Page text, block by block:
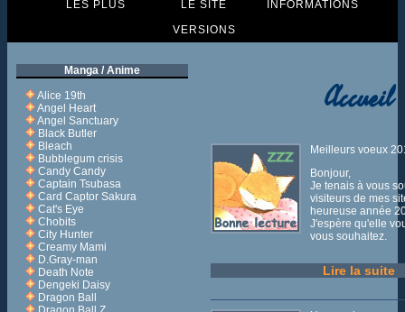
LES PLUS
LE SITE
INFORMATIONS
VERSIONS
Manga / Anime
Alice 19th
Angel Heart
Angel Sanctuary
Black Butler
Bleach
Bubblegum crisis
Candy Candy
Captain Tsubasa
Card Captor Sakura
Cat's Eye
Chobits
City Hunter
Creamy Mami
D.Gray-man
Death Note
Dengeki Daisy
Dragon Ball
Accueil
Meilleurs voeux
Bonjour,
Je tenais à vous
visiteurs de mes
heureuse année
J'espère qu'elle
vous souhaitez.
Lire la suite